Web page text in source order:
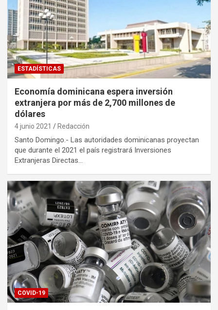
ESTADÍSTICAS
Economía dominicana espera inversión
extranjera por más de 2,700 millones de
dólares
4 junio 2021 Redacción
Santo Domingo.- Las autoridades dominicanas proyectan
que durante el 2021 el país registrará Inversiones
Extranjeras Directas…
COVID-19